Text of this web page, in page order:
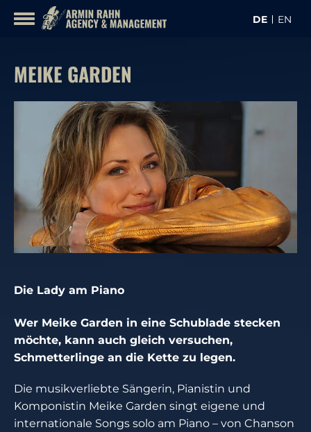
überspringen
DE EN
MEIKE GARDEN
Die Lady am Piano
Wer Meike Garden in eine Schublade stecken
möchte, kann auch gleich versuchen,
Schmetterlinge an die Kette zu legen.
Die musikverliebte Sängerin, Pianistin und
Komponistin Meike Garden singt eigene und
internationale Songs solo am Piano – von Chanson